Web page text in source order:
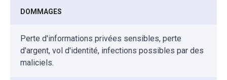
DOMMAGES
Perte d'informations privées sensibles, perte
d'argent, vol d'identité, infections possibles par des
maliciels.